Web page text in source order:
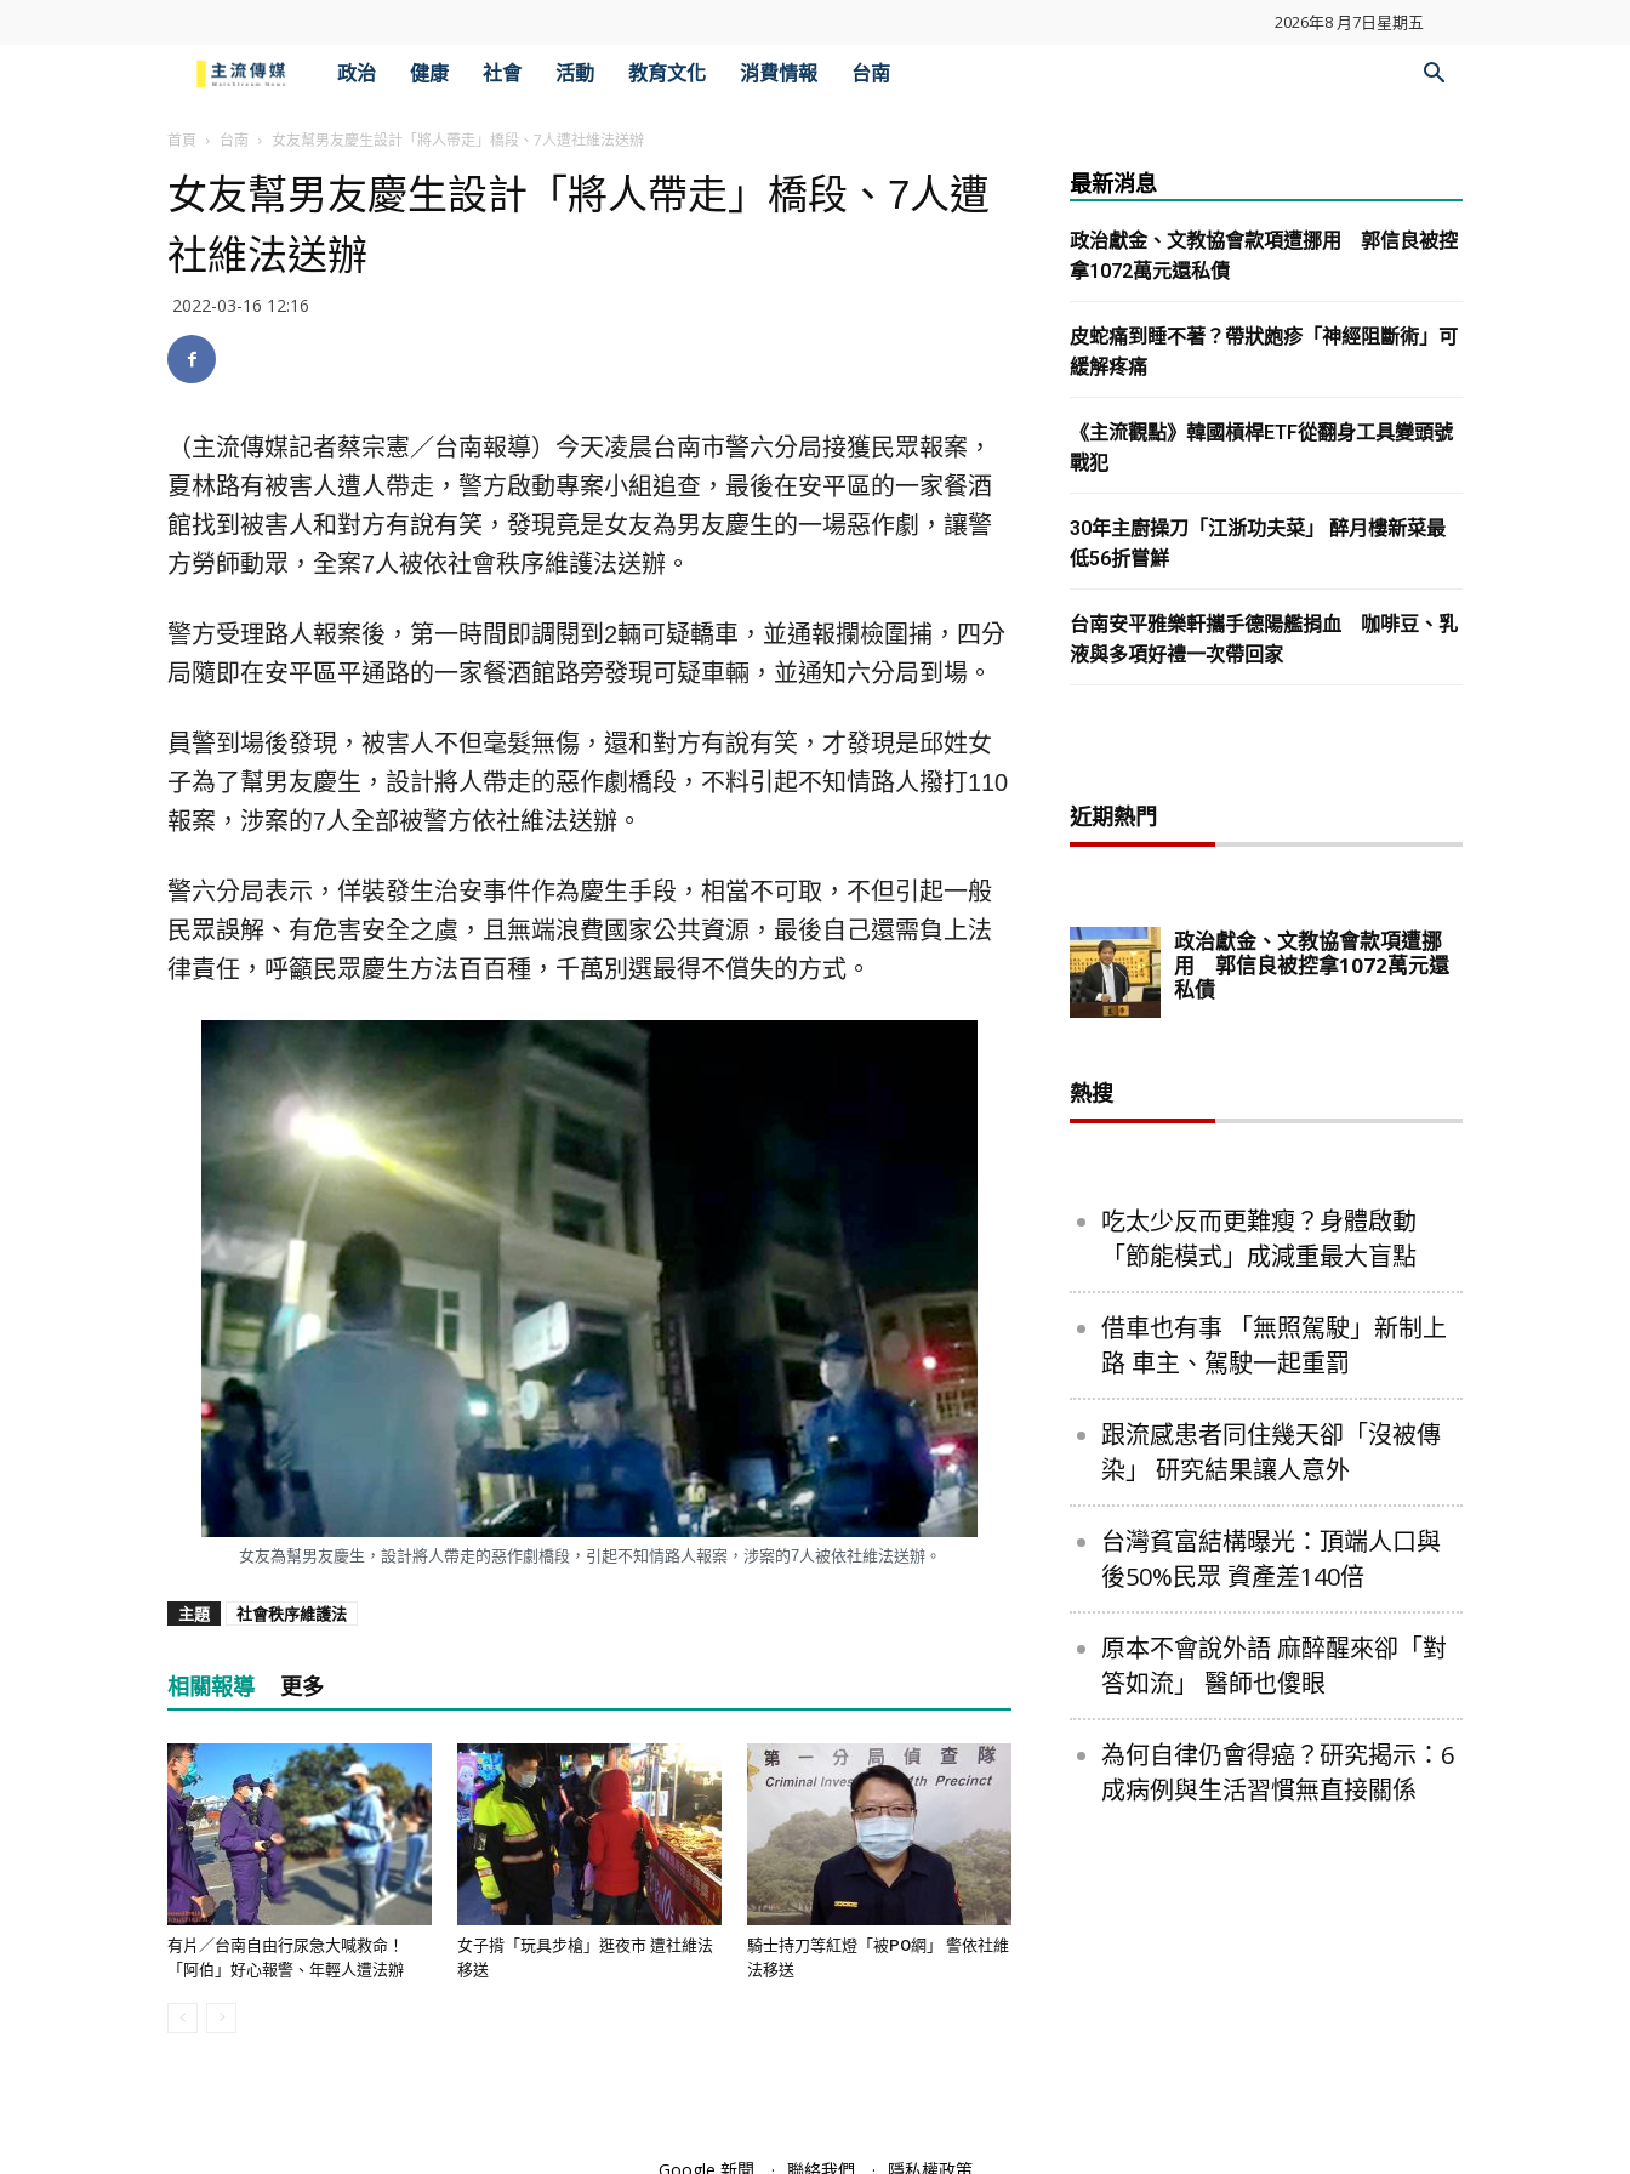
2026年8 月7日星期五
流
傳
媒
政治 健康 社會 活動 教育文化 消費情報 台南
首頁 台南 女友幫男友慶生設計「將人帶走」橋段、7人遭社維法送辦
女友幫男友慶生設計「將人帶走」橋段、7人遭
社維法送辦
2022-03-16 12:16
（主流傳媒記者蔡宗憲／台南報導）今天凌晨台南市警六分局接獲民眾報案，
夏林路有被害人遭人帶走，警方啟動專案小組追查，最後在安平區的一家餐酒
館找到被害人和對方有說有笑，發現竟是女友為男友慶生的一場惡作劇，讓警
方勞師動眾，全案7人被依社會秩序維護法送辦。
警方受理路人報案後，第一時間即調閱到2輛可疑轎車，並通報攔檢圍捕，四分
局隨即在安平區平通路的一家餐酒館路旁發現可疑車輛，並通知六分局到場。
員警到場後發現，被害人不但毫髮無傷，還和對方有說有笑，才發現是邱姓女
子為了幫男友慶生，設計將人帶走的惡作劇橋段，不料引起不知情路人撥打110
報案，涉案的7人全部被警方依社維法送辦。
警六分局表示，佯裝發生治安事件作為慶生手段，相當不可取，不但引起一般
民眾誤解、有危害安全之虞，且無端浪費國家公共資源，最後自己還需負上法
律責任，呼籲民眾慶生方法百百種，千萬別選最得不償失的方式。
女友為幫男友慶生，設計將人帶走的惡作劇橋段，引起不知情路人報案，涉案的7人被依社維法送辦。
主題 社會秩序維護法
相關報導 更多
有片／台南自由行尿急大喊救命！
「阿伯」好心報警、年輕人遭法辦
女子揹「玩具步槍」逛夜市 遭社維法
移送
騎士持刀等紅燈「被PO網」 警依社維
法移送
最新消息
政治獻金、文教協會款項遭挪用 郭信良被控
拿1072萬元還私債
皮蛇痛到睡不著？帶狀皰疹「神經阻斷術」可
緩解疼痛
《主流觀點》韓國槓桿ETF從翻身工具變頭號
戰犯
30年主廚操刀「江浙功夫菜」 醉月樓新菜最
低56折嘗鮮
台南安平雅樂軒攜手德陽艦捐血 咖啡豆、乳
液與多項好禮一次帶回家
近期熱門
熱搜
吃太少反而更難瘦？身體啟動
「節能模式」成減重最大盲點
借車也有事 「無照駕駛」新制上
路 車主、駕駛一起重罰
跟流感患者同住幾天卻「沒被傳
染」 研究結果讓人意外
台灣貧富結構曝光：頂端人口與
後50%民眾 資產差140倍
原本不會說外語 麻醉醒來卻「對
答如流」 醫師也傻眼
為何自律仍會得癌？研究揭示：6
成病例與生活習慣無直接關係
Google 新聞 聯絡我們 隱私權政策